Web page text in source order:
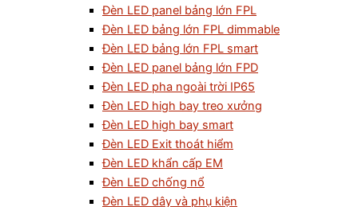
Đèn LED panel bảng lớn FPL
Đèn LED bảng lớn FPL dimmable
Đèn LED bảng lớn FPL smart
Đèn LED panel bảng lớn FPD
Đèn LED pha ngoài trời IP65
Đèn LED high bay treo xưởng
Đèn LED high bay smart
Đèn LED Exit thoát hiểm
Đèn LED khẩn cấp EM
Đèn LED chống nổ
Đèn LED dây và phụ kiện